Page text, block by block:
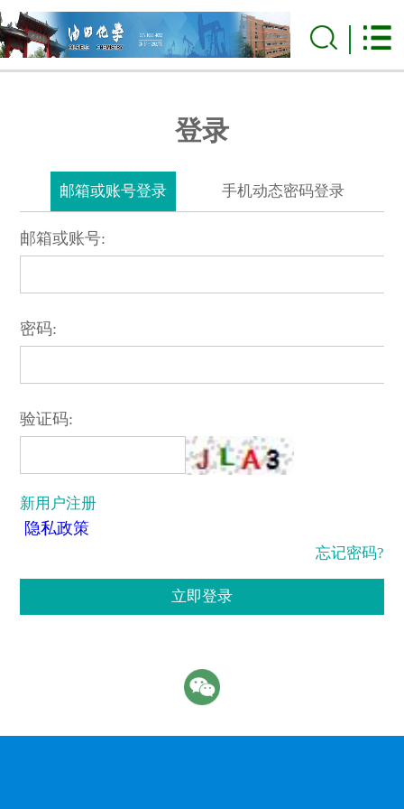
登录
邮箱或账号登录 手机动态密码登录
邮箱或账号:
密码:
验证码:
新用户注册
隐私政策
忘记密码?
立即登录